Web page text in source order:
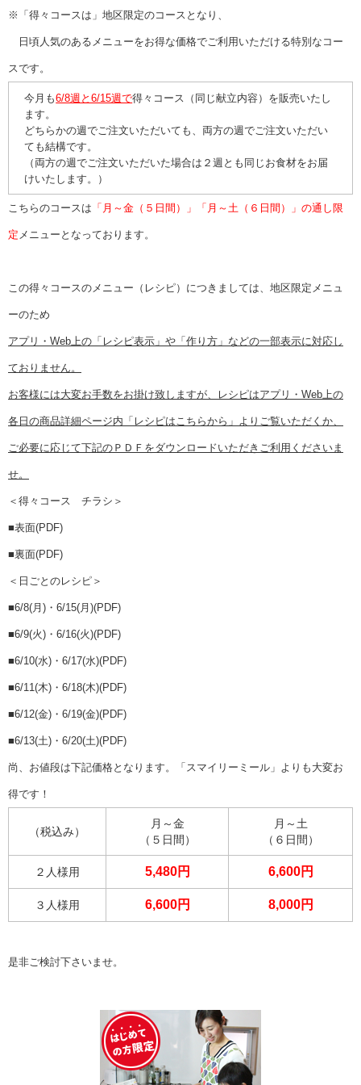
※「得々コースは」地区限定のコースとなり、
日頃人気のあるメニューをお得な価格でご利用いただける特別なコー
スです。
今月も6/8週と6/15週で得々コース（同じ献立内容）を販売いたし
ます。
どちらかの週でご注文いただいても、両方の週でご注文いただい
ても結構です。
（両方の週でご注文いただいた場合は２週とも同じお食材をお届
けいたします。）
こちらのコースは 「月～金（５日間）」「月～土（６日間）」の通し限
定 メニューとなっております。
この得々コースのメニュー（レシピ）につきましては、地区限定メニュ
ーのため
アプリ・Web上の「レシピ表示」や「作り方」などの一部表示に対応し
ておりません。
お客様には大変お手数をお掛け致しますが、レシピはアプリ・Web上の
各日の商品詳細ページ内「レシピはこちらから 」よりご覧いただくか、
ご必要に応じて下記のＰＤＦをダウンロードいただきご利用くださいま
せ。
＜得々コース チラシ＞
■表面(PDF)
■裏面(PDF)
＜日ごとのレシピ＞
■6/8(月)・6/15(月)(PDF)
■6/9(火)・6/16(火)(PDF)
■6/10(水)・6/17(水)(PDF)
■6/11(木)・6/18(木)(PDF)
■6/12(金)・6/19(金)(PDF)
■6/13(土)・6/20(土)(PDF)
尚、お値段は下記価格となります。「スマイリーミール」よりも大変お
得です！
（税込み）
月～金
（５日間）
月～土
（６日間）
２人様用 5,480円 6,600円
３人様用 6,600円 8,000円
是非ご検討下さいませ。